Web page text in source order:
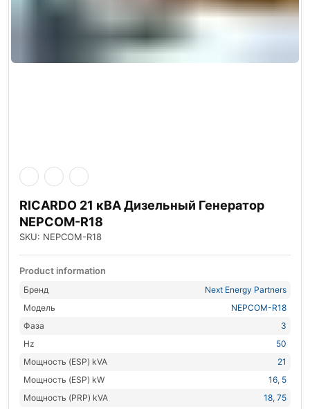
RICARDO 21 кВА Дизельный Генератор
NEPCOM-R18
SKU: NEPCOM-R18
Product information
Бренд
Next Energy Partners
Модель
NEPCOM-R18
Фаза
3
Hz
50
Мощность (ESP) kVA
21
Мощность (ESP) kW
16, 5
Мощность (PRP) kVA
18, 75